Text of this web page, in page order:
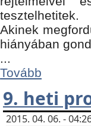
tesztelhetitek.
Akinek
hiányában
...
Tovább
9. heti
2015. 04. 06. -